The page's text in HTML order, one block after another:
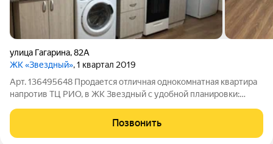
улица Гагарина,82А
ЖК «Звездный», 1 квартал 2019
Арт. 136495648 Продается отличная однокомнатная квартира
напротив ТЦ РИО, в ЖК Звездный с удобной планировки:
14 квм , окна выходят во двор , дом находиться в отдалении от
шумной проезжей
Позвонить